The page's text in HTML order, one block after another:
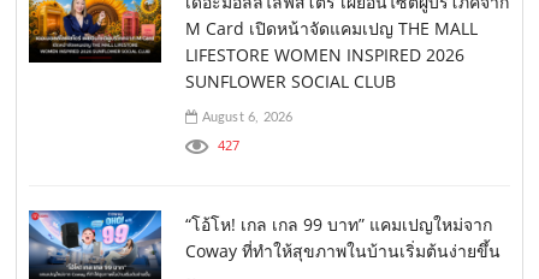
M Card เปิดหน้าจัดแคมเปญ THE MALL
LIFESTORE WOMEN INSPIRED 2026
SUNFLOWER SOCIAL CLUB
August 6, 2026
427
“โอ้โห! เกล เกล 99 บาท” แคมเปญใหม่จาก
Coway ที่ทำให้สุขภาพในบ้านเริ่มต้นง่ายขึ้น